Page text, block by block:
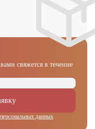
свяжется в течение
персональных данных